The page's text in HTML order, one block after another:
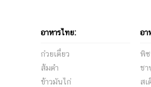
อาหารไทย:
ก๋วยเตี๋ยว
ส้มตำ
ข้าวมันไก่
อา
พิ
ชา
สเ